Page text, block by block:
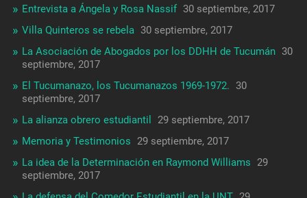
Entrevista a Ángela y Rosa Nassif 30 septiembre, 2017
Villa Quinteros se rebela 30 septiembre, 2017
La Asociación de Abogados por los DDHH de Tucumán 30
septiembre, 2017
El Tucumanazo, los Tucumanazos 1969-1972. 30
septiembre, 2017
La alianza obrero estudiantil
29 septiembre, 2017
Memoria y Testimonios
29 septiembre, 2017
La idea de la Determinación en Raymond Williams
29
septiembre, 2017